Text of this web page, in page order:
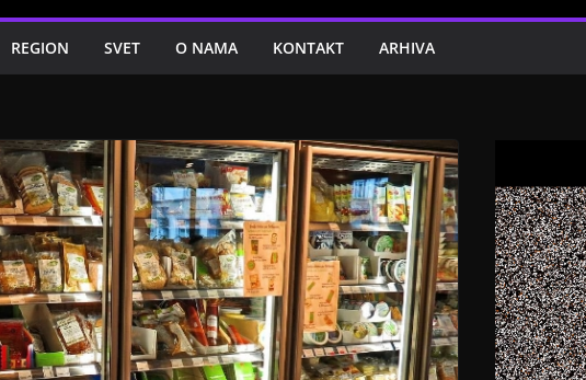
REGION SVET O NAMA KONTAKT ARHIVA